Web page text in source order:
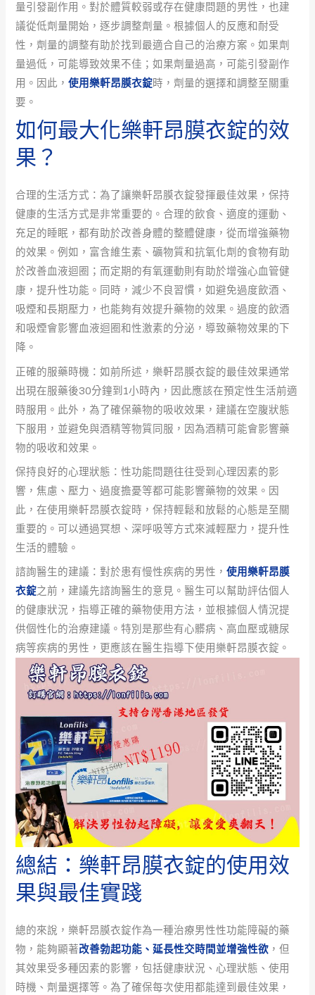
量引發副作用。對於體質較弱或存在健康問題的男性，也建
議從低劑量開始，逐步調整劑量。根據個人的反應和耐受
性，劑量的調整有助於找到最適合自己的治療方案。如果劑
量過低，可能導致效果不佳；如果劑量過高，可能引發副作
用。因此，使用樂軒昂膜衣錠時，劑量的選擇和調整至關重
要。
如何最大化樂軒昂膜衣錠的效
果？
合理的生活方式：為了讓樂軒昂膜衣錠發揮最佳效果，保持
健康的生活方式是非常重要的。合理的飲食、適度的運動、
充足的睡眠，都有助於改善身體的整體健康，從而增強藥物
的效果。例如，富含維生素、礦物質和抗氧化劑的食物有助
於改善血液迴圈；而定期的有氧運動則有助於增強心血管健
康，提升性功能。同時，減少不良習慣，如避免過度飲酒、
吸煙和長期壓力，也能夠有效提升藥物的效果。過度的飲酒
和吸煙會影響血液迴圈和性激素的分泌，導致藥物效果的下
降。
正確的服藥時機：如前所述，樂軒昂膜衣錠的最佳效果通常
出現在服藥後30分鐘到1小時內，因此應該在預定性生活前適
時服用。此外，為了確保藥物的吸收效果，建議在空腹狀態
下服用，並避免與酒精等物質同服，因為酒精可能會影響藥
物的吸收和效果。
保持良好的心理狀態：性功能問題往往受到心理因素的影
響，焦慮、壓力、過度擔憂等都可能影響藥物的效果。因
此，在使用樂軒昂膜衣錠時，保持輕鬆和放鬆的心態是至關
重要的。可以通過冥想、深呼吸等方式來減輕壓力，提升性
生活的體驗。
諮詢醫生的建議：對於患有慢性疾病的男性，使用樂軒昂膜
衣錠之前，建議先諮詢醫生的意見。醫生可以幫助評估個人
的健康狀況，指導正確的藥物使用方法，並根據個人情況提
供個性化的治療建議。特別是那些有心髒病、高血壓或糖尿
病等疾病的男性，更應該在醫生指導下使用樂軒昂膜衣錠。
總結：樂軒昂膜衣錠的使用效
果與最佳實踐
總的來說，樂軒昂膜衣錠作為一種治療男性性功能障礙的藥
物，能夠顯著改善勃起功能、延長性交時間並增強性欲 ，但
其效果受多種因素的影響，包括健康狀況、心理狀態、使用
時機、劑量選擇等。為了確保每次使用都能達到最佳效果，